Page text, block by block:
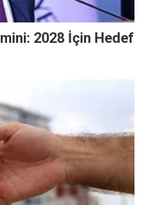
2028 İçin Hedef